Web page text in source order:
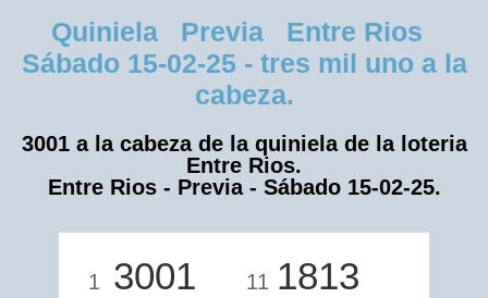
Quiniela Previa Entre Rios
Sábado 15-02-25 - tres mil uno a la
cabeza.
3001 a la cabeza de la quiniela de la loteria
Entre Rios.
Entre Rios - Previa - Sábado 15-02-25.
1 3001 11 1813